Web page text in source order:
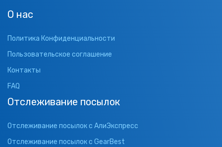
О нас
Политика Конфиденциальности
Пользовательское соглашение
Контакты
FAQ
Отслеживание посылок
Отслеживание посылок с АлиЭкспресс
Отслеживание посылок с GearBest